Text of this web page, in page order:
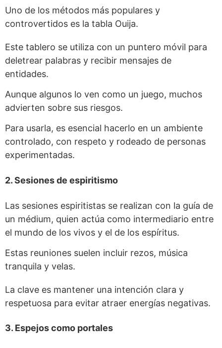
Uno de los métodos más populares y
controvertidos es la tabla Ouija.
Este tablero se utiliza con un puntero móvil para
deletrear palabras y recibir mensajes de
entidades.
Aunque algunos lo ven como un juego, muchos
advierten sobre sus riesgos.
Para usarla, es esencial hacerlo en un ambiente
controlado, con respeto y rodeado de personas
experimentadas.
2. Sesiones de espiritismo
Las sesiones espiritistas se realizan con la guía de
un médium, quien actúa como intermediario entre
el mundo de los vivos y el de los espíritus.
Estas reuniones suelen incluir rezos, música
tranquila y velas.
La clave es mantener una intención clara y
respetuosa para evitar atraer energías negativas.
3. Espejos como portales